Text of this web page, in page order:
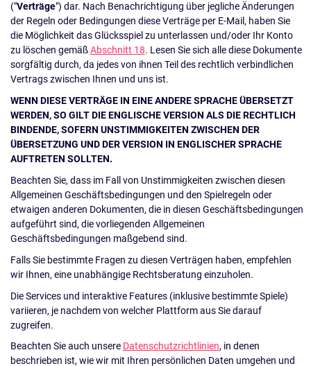
("Verträge") dar. Nach Benachrichtigung über jegliche Änderungen
der Regeln oder Bedingungen diese Verträge per E-Mail, haben Sie
die Möglichkeit das Glücksspiel zu unterlassen und/oder Ihr Konto
zu löschen gemäßAbschnitt 18. Lesen Sie sich alle diese Dokumente
sorgfältig durch, da jedes von ihnen Teil des rechtlich verbindlichen
Vertrags zwischen Ihnen und uns ist.
WENN DIESE VERTRÄGE IN EINE ANDERE SPRACHE ÜBERSETZT
WERDEN, SO GILT DIE ENGLISCHE VERSION ALS DIE RECHTLICH
BINDENDE, SOFERN UNSTIMMIGKEITEN ZWISCHEN DER
ÜBERSETZUNG UND DER VERSION IN ENGLISCHER SPRACHE
AUFTRETEN SOLLTEN.
Beachten Sie, dass im Fall von Unstimmigkeiten zwischen diesen
Allgemeinen Geschäftsbedingungen und den Spielregeln oder
etwaigen anderen Dokumenten, die in diesen Geschäftsbedingungen
aufgeführt sind, die vorliegenden Allgemeinen
Geschäftsbedingungen maßgebend sind.
Falls Sie bestimmte Fragen zu diesen Verträgen haben, empfehlen
wir Ihnen, eine unabhängige Rechtsberatung einzuholen.
Die Services und interaktive Features (inklusive bestimmte Spiele)
variieren, je nachdem von welcher Plattform aus Sie darauf
zugreifen.
Beachten Sie auch unsere Datenschutzrichtlinien, in denen
beschrieben ist, wie wir mit Ihren persönlichen Daten umgehen und